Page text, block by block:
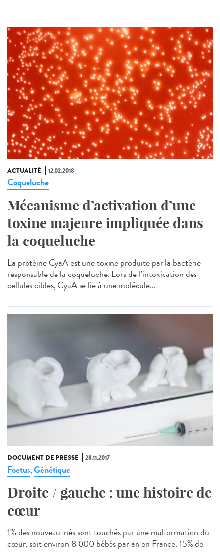
ACTUALITÉ 12.02.2018
Coqueluche
Mécanisme d’activation d’une
toxine majeure impliquée dans
la coqueluche
La protéine CyaA est une toxine produite par la bactérie
responsable de la coqueluche. Lors de l’intoxication des
cellules cibles, CyaA se lie à une molécule...
DOCUMENT DE PRESSE 28.11.2017
Foetus,Génétique
Droite / gauche : une histoire de
cœur
1% des nouveau-nés sont touchés par une malformation du
cœur, soit environ 8 000 bébés par an en France. 15% de